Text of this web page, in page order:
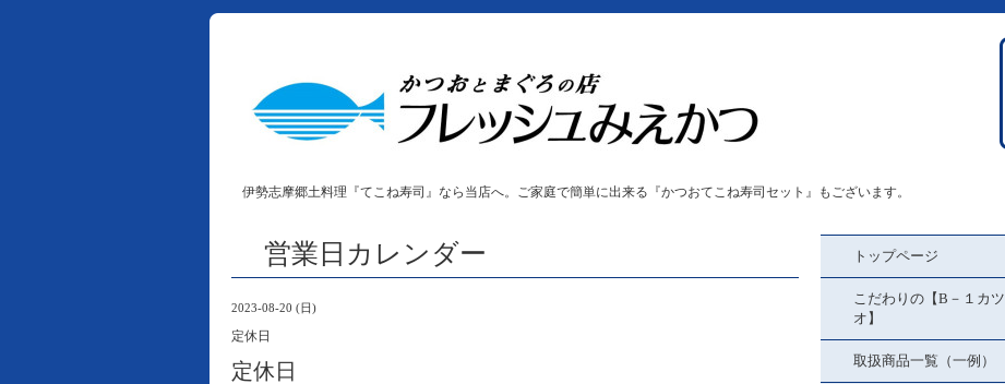
伊勢志摩郷土料理『てこね寿司』なら当店へ。ご家庭で簡単に出来る『かつおてこね寿司セット』もございます。
営業日カレンダー
2023-08-20 (日)
定休日
定休日
トップページ
こだわりの【B－１カツ
オ】
取扱商品一覧（一例）